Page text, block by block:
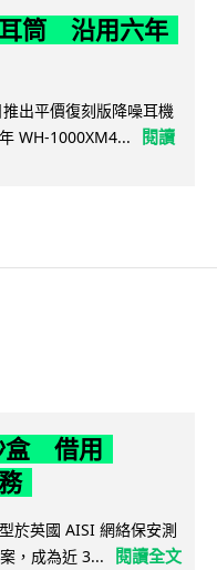
筒 沿用六年
出平價復刻版降噪耳機
WH-1000XM4...
閱讀
盒 借用
於英國 AISI 網絡保安測
，成為近 3...
閱讀全文